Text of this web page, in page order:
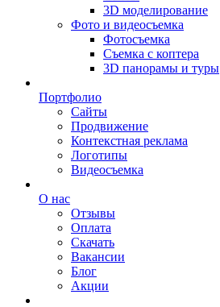
3D моделирование
Фото и видеосъемка
Фотосъемка
Съемка с коптера
3D панорамы и туры
Портфолио
Сайты
Продвижение
Контекстная реклама
Логотипы
Видеосъемка
О нас
Отзывы
Оплата
Скачать
Вакансии
Блог
Акции